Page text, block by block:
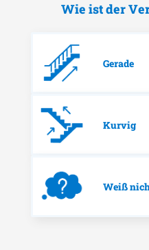
Wie ist der
Gerade
Kurvig
Weiß